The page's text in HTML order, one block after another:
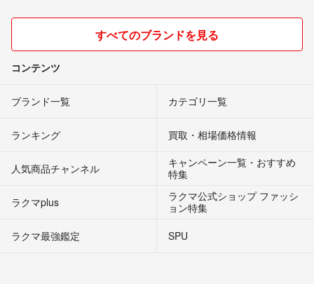
すべてのブランドを見る
コンテンツ
ブランド一覧 カテゴリ一覧
ランキング 買取・相場価格情報
人気商品チャンネル
キャンペーン一覧・おすすめ
特集
ラクマplus
ラクマ公式ショップ ファッシ
ョン特集
ラクマ最強鑑定
SPU